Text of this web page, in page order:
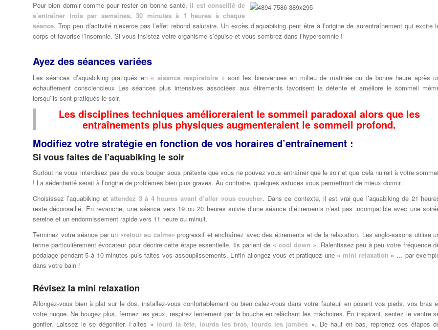
Pour bien dormir comme pour rester en bonne santé, il est conseillé de
s’entraîner trois par semaines, 30 minutes à 1 heures à chaque
séance. Trop peu d’activité n’exerce pas l’effet rebond salutaire. Un excès d’aquabiking peut être à l’origine de surentraînement qui excite
corps et favorise l’insomnie. Si vous insistez votre organisme s’épuise et vous sombrez dans l’hypersomnie !
Ayez des séances variées
Les séances d’aquabiking pratiqués en « aisance respiratoire » sont les bienvenues en milieu de matinée ou de bonne heure après
échauffement consciencieux Les séances plus intensives associées aux étirements favorisent la détente et améliore le sommeil
lorsqu’ils sont pratiqués le soir.
Les disciplines techniques amélioreraient le sommeil paradoxal alors que les
entraînements plus physiques augmenteraient le sommeil profond.
Modifiez votre stratégie en fonction de vos horaires d’entraînement :
Si vous faites de l’aquabiking le soir
Surtout ne vous interdisez pas de vous bouger sous prétexte que vous ne pouvez vous entraîner que le soir et que cela nuirait à votre
! La sédentarité serait à l’origine de problèmes bien plus graves. Au contraire, quelques astuces vous permettront de mieux dormir.
Choisissez l’aquabiking etattendez 3 à 4 heures avant d’aller vous coucher. Dans ce contexte, il est vrai que l’aquabiking de 21
reste déconseillé. En revanche, une séance vers 19 ou 20 heures suivie d’une séance d’étirements n’est pas incompatible avec une
sereine et un endormissement rapide vers 11 heure ou minuit.
Terminez votre séance par un «retour au calme» progressif et enchaînez avec des étirements et de la relaxation. Les anglo-saxons utilise
terme particulièrement évocateur pour décrire cette étape essentielle. Ils parlent de « cool down ». Ralentissez peu à peu votre fréquence
pédalage pendant 5 à 10 minutes puis faites vos assouplissements. Enfin allongez-vous et pratiquez une « mini relaxation » … par
dans votre bain !
Révisez la mini relaxation
Allongez-vous bien à plat sur le dos, installez-vous confortablement ou bien calez-vous dans votre fauteuil en posant vos pieds, vos bras
votre nuque. Ne bougez plus, fermez les yeux, respirez lentement par la bouche en relâchant les mâchoires. En inspirant, sentez le ventre
gonfler. Laissez le se dégonfler. Faites « lourd la tête, lourds les bras, lourds les jambes ». De haut en bas, reprenez ces étapes